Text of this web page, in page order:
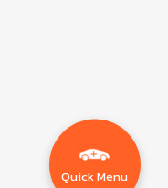
Quick Menu